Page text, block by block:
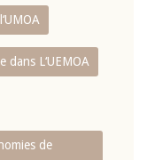
L‘UEMOA
de